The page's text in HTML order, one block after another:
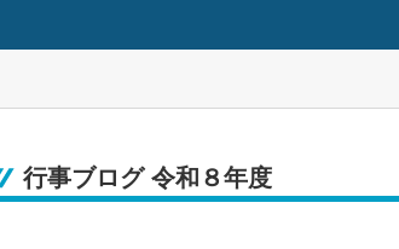
行事ブログ 令和８年度